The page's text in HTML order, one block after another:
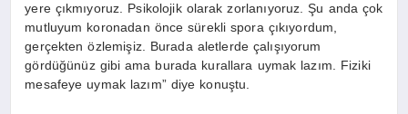
yere çıkmıyoruz. Psikolojik olarak zorlanıyoruz. Şu anda çok
mutluyum koronadan önce sürekli spora çıkıyordum,
gerçekten özlemişiz. Burada aletlerde çalışıyorum
gördüğünüz gibi ama burada kurallara uymak lazım. Fiziki
mesafeye uymak lazım” diye konuştu.